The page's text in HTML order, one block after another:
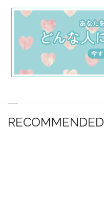
RECOMMENDED